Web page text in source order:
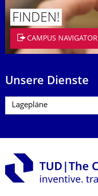
FINDEN!
CAMPUS NAVIGATOR
Unsere Dienste